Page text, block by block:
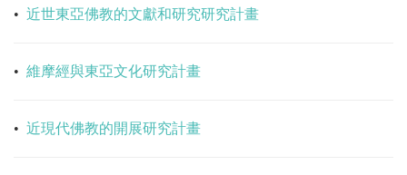
• 近世東亞佛教的文獻和研究研究計畫
• 維摩經與東亞文化研究計畫
• 近現代佛教的開展研究計畫